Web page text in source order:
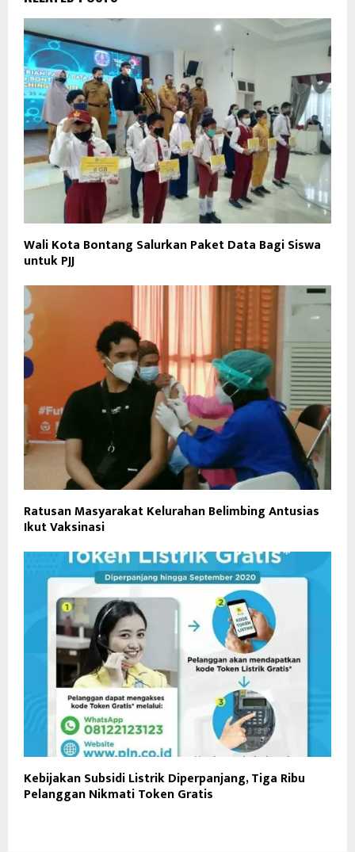
Wali Kota Bontang Salurkan Paket Data Bagi Siswa
untuk PJJ
Ratusan Masyarakat Kelurahan Belimbing Antusias
Ikut Vaksinasi
Kebijakan Subsidi Listrik Diperpanjang, Tiga Ribu
Pelanggan Nikmati Token Gratis